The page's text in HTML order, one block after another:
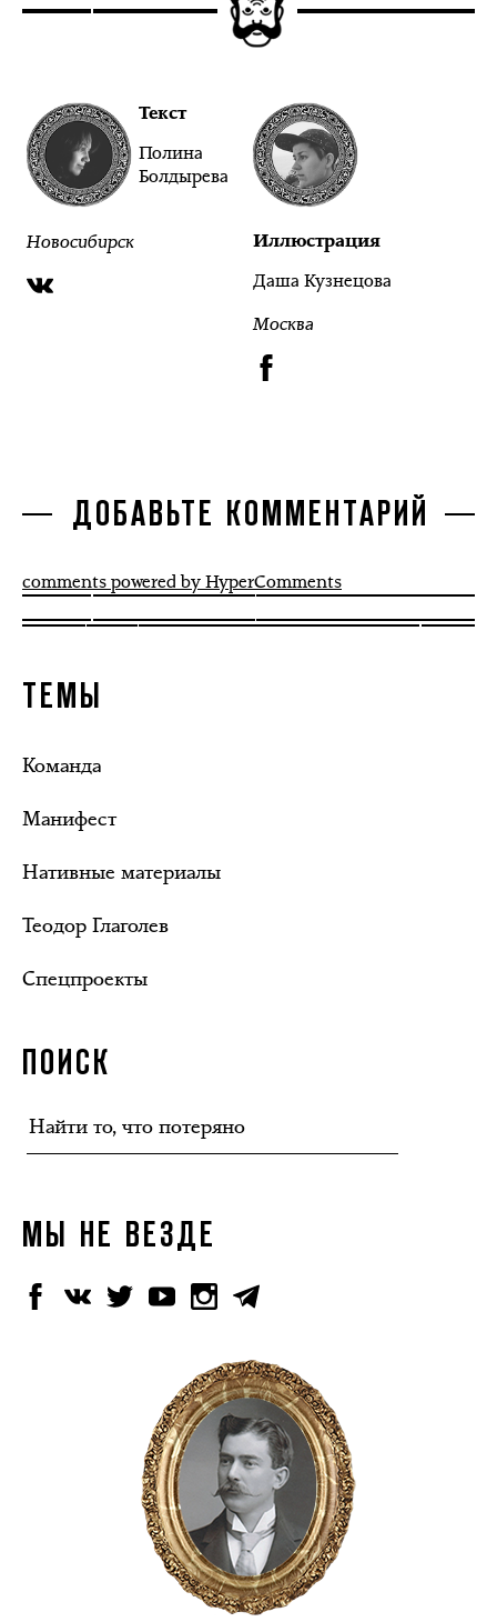
Текст
Полина
Болдырева
Новосибирск Иллюстрация
Даша Кузнецова
Москва
ДОБАВЬТЕ КОММЕНТАРИЙ
comments powered by HyperComments
ТЕМЫ
Команда
Манифест
Нативные материалы
Теодор Глаголев
Спецпроекты
ПОИСК
МЫ НЕ ВЕЗДЕ